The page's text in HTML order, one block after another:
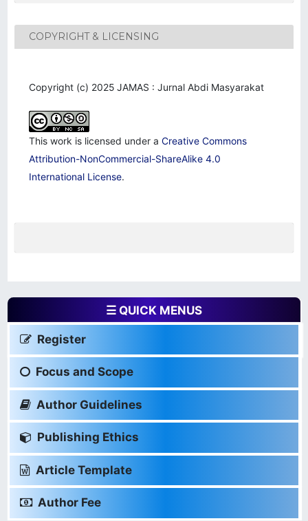
COPYRIGHT & LICENSING
Copyright (c) 2025 JAMAS : Jurnal Abdi Masyarakat
This work is licensed under aCreative Commons
Attribution-NonCommercial-ShareAlike 4.0
International License.
☰ QUICK MENUS
Register
Focus and Scope
Author Guidelines
Publishing Ethics
Article Template
Author Fee